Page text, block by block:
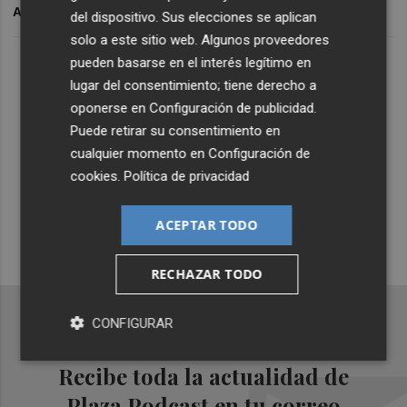
Lo Más Escuchado
Suscríbete al canal de
Whatsapp
¡Quiero suscribirme!
ARCHIVADO EN
Recibe toda la actualidad de
del dispositivo. Sus elecciones se aplican
solo a este sitio web. Algunos proveedores
pueden basarse en el interés legítimo en
lugar del consentimiento; tiene derecho a
oponerse enConfiguración de publicidad.
Puede retirar su consentimiento en
cualquier momento enConfiguración de
cookies.Política de privacidad
ACEPTAR TODO
RECHAZAR TODO
CONFIGURAR